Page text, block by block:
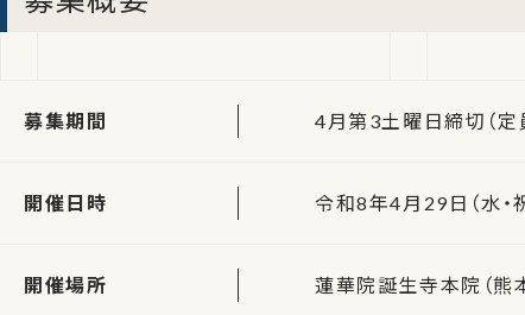
募集期間 4月第3土曜日締切（定
開催日時 令和8年4月29日（水・祝
開催場所 蓮華院誕生寺本院（熊